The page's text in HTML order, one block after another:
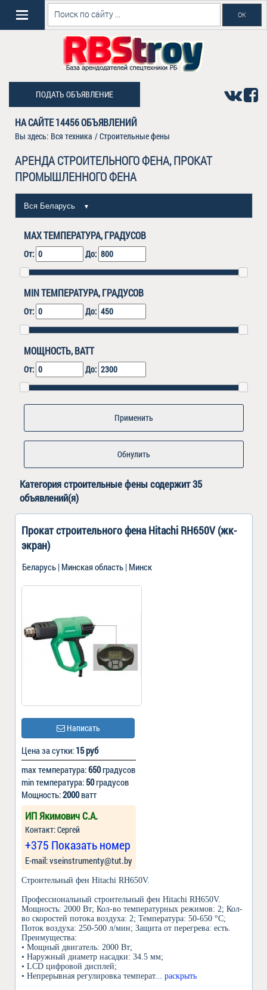
ПОДАТЬ ОБЪЯВЛЕНИЕ
НА САЙТЕ14456ОБЪЯВЛЕНИЙ
Вы здесь: Вся техника /Строительные фены
АРЕНДА СТРОИТЕЛЬНОГО ФЕНА, ПРОКАТ
ПРОМЫШЛЕННОГО ФЕНА
Вся Беларусь ▼
MAX ТЕМПЕРАТУРА, ГРАДУСОВ
От: До:
MIN ТЕМПЕРАТУРА, ГРАДУСОВ
От: До:
МОЩНОСТЬ, ВАТТ
От: До:
Обнулить
Категориястроительные фенысодержит 35
объявлений(я)
Прокат строительного фена Hitachi RH650V (жк-
экран)
Беларусь | Минская область | Минск
Написать
Цена за сутки: 15 руб
max температура:650градусов
min температура: 50градусов
Мощность:2000ватт
ИП Якимович С.А.
Контакт: Сергей
+375 Показать номер
Е-mail: vseinstrumenty@tut.by
Строительный фен Hitachi RH650V.
Профессиональный строительный фен Hitachi RH650V.
Мощность: 2000 Вт; Кол-во температурных режимов: 2; Кол-
во скоростей потока воздуха: 2; Температура: 50-650 °C;
Поток воздуха: 250-500 л/мин; Защита от перегрева: есть.
Преимущества:
• Мощный двигатель: 2000 Вт;
• Наружный диаметр насадки: 34.5 мм;
• LCD цифровой дисплей;
• Непрерывная регулировка температ... раскрыть